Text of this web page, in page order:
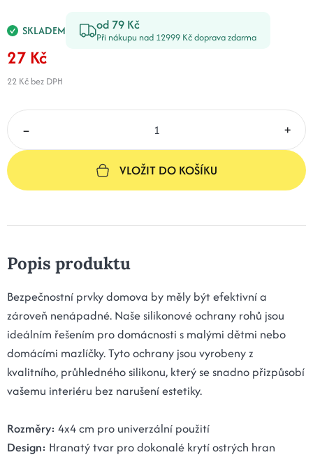
SKLADEM od 79 Kč
Při nákupu nad 12999 Kč doprava zdarma
27 Kč
22 Kč bez DPH
– +
VLOŽIT DO KOŠÍKU
Popis produktu
Bezpečnostní prvky domova by měly být efektivní a
zároveň nenápadné. Naše silikonové ochrany rohů jsou
ideálním řešením pro domácnosti s malými dětmi nebo
domácími mazlíčky. Tyto ochrany jsou vyrobeny z
kvalitního, průhledného silikonu, který se snadno přizpůsobí
vašemu interiéru bez narušení estetiky.
Rozměry: 4x4 cm pro univerzální použití
Design: Hranatý tvar pro dokonalé krytí ostrých hran